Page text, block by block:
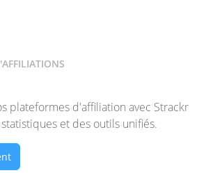
plateformes d'affiliation avec Strackr
et des outils unifiés.